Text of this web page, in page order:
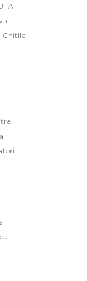
Chitila